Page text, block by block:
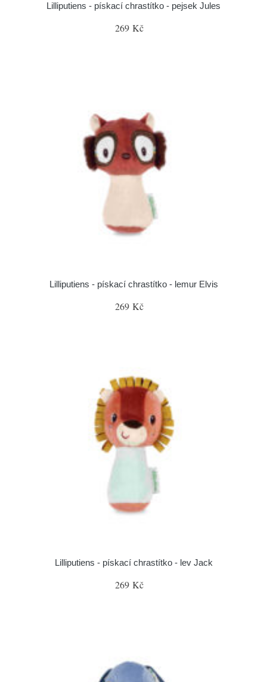
Lilliputiens - pískací chrastítko - pejsek Jules
269 Kč
Lilliputiens - pískací chrastítko - lemur Elvis
269 Kč
Lilliputiens - pískací chrastítko - lev Jack
269 Kč